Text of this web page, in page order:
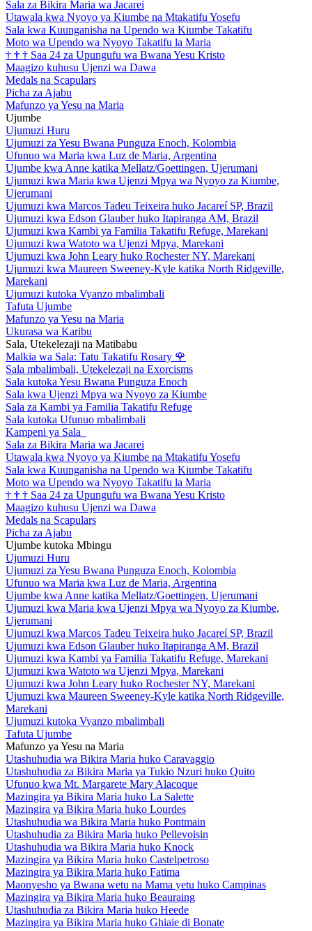
Sala za Bikira Maria wa Jacarei
Utawala kwa Nyoyo ya Kiumbe na Mtakatifu Yosefu
Sala kwa Kuunganisha na Upendo wa Kiumbe Takatifu
Moto wa Upendo wa Nyoyo Takatifu la Maria
† † † Saa 24 za Upungufu wa Bwana Yesu Kristo
Maagizo kuhusu Ujenzi wa Dawa
Medals na Scapulars
Picha za Ajabu
Mafunzo ya Yesu na Maria
Ujumbe
Ujumuzi Huru
Ujumuzi za Yesu Bwana Punguza Enoch, Kolombia
Ufunuo wa Maria kwa Luz de Maria, Argentina
Ujumbe kwa Anne katika Mellatz/Goettingen, Ujerumani
Ujumuzi kwa Maria kwa Ujenzi Mpya wa Nyoyo za Kiumbe,
Ujerumani
Ujumuzi kwa Marcos Tadeu Teixeira huko Jacareí SP, Brazil
Ujumuzi kwa Edson Glauber huko Itapiranga AM, Brazil
Ujumuzi kwa Kambi ya Familia Takatifu Refuge, Marekani
Ujumuzi kwa Watoto wa Ujenzi Mpya, Marekani
Ujumuzi kwa John Leary huko Rochester NY, Marekani
Ujumuzi kwa Maureen Sweeney-Kyle katika North Ridgeville,
Marekani
Ujumuzi kutoka Vyanzo mbalimbali
Tafuta Ujumbe
Mafunzo ya Yesu na Maria
Ukurasa wa Karibu
Sala, Utekelezaji na Matibabu
Malkia wa Sala: Tatu Takatifu Rosary 🌹
Sala mbalimbali, Utekelezaji na Exorcisms
Sala kutoka Yesu Bwana Punguza Enoch
Sala kwa Ujenzi Mpya wa Nyoyo za Kiumbe
Sala za Kambi ya Familia Takatifu Refuge
Sala kutoka Ufunuo mbalimbali
Kampeni ya Sala
Sala za Bikira Maria wa Jacarei
Utawala kwa Nyoyo ya Kiumbe na Mtakatifu Yosefu
Sala kwa Kuunganisha na Upendo wa Kiumbe Takatifu
Moto wa Upendo wa Nyoyo Takatifu la Maria
† † † Saa 24 za Upungufu wa Bwana Yesu Kristo
Maagizo kuhusu Ujenzi wa Dawa
Medals na Scapulars
Picha za Ajabu
Ujumbe kutoka Mbingu
Ujumuzi Huru
Ujumuzi za Yesu Bwana Punguza Enoch, Kolombia
Ufunuo wa Maria kwa Luz de Maria, Argentina
Ujumbe kwa Anne katika Mellatz/Goettingen, Ujerumani
Ujumuzi kwa Maria kwa Ujenzi Mpya wa Nyoyo za Kiumbe,
Ujerumani
Ujumuzi kwa Marcos Tadeu Teixeira huko Jacareí SP, Brazil
Ujumuzi kwa Edson Glauber huko Itapiranga AM, Brazil
Ujumuzi kwa Kambi ya Familia Takatifu Refuge, Marekani
Ujumuzi kwa Watoto wa Ujenzi Mpya, Marekani
Ujumuzi kwa John Leary huko Rochester NY, Marekani
Ujumuzi kwa Maureen Sweeney-Kyle katika North Ridgeville,
Marekani
Ujumuzi kutoka Vyanzo mbalimbali
Tafuta Ujumbe
Mafunzo ya Yesu na Maria
Utashuhudia wa Bikira Maria huko Caravaggio
Utashuhudia za Bikira Maria ya Tukio Nzuri huko Quito
Ufunuo kwa Mt. Margarete Mary Alacoque
Mazingira ya Bikira Maria huko La Salette
Mazingira ya Bikira Maria huko Lourdes
Utashuhudia wa Bikira Maria huko Pontmain
Utashuhudia za Bikira Maria huko Pellevoisin
Utashuhudia wa Bikira Maria huko Knock
Mazingira ya Bikira Maria huko Castelpetroso
Mazingira ya Bikira Maria huko Fatima
Maonyesho ya Bwana wetu na Mama yetu huko Campinas
Mazingira ya Bikira Maria huko Beauraing
Utashuhudia za Bikira Maria huko Heede
Mazingira ya Bikira Maria huko Ghiaie di Bonate